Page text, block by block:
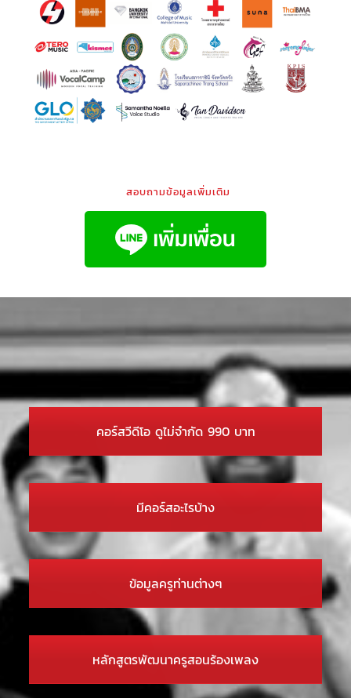
สอบถามข้อมูลเพิ่มเติม
คอร์สวีดีโอ ดูไม่จำกัด 990 บาท
มีคอร์สอะไรบ้าง
ข้อมูลครูท่านต่างๆ
หลักสูตรพัฒนาครูสอนร้องเพลง